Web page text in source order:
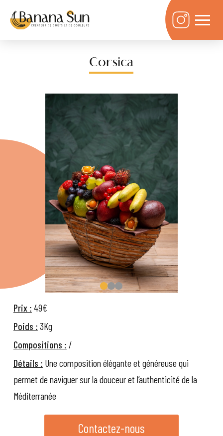
Corsica
0 1 2
Prix : 49€
Poids : 3Kg
Compositions : /
Détails : Une composition élégante et généreuse qui
permet de naviguer sur la douceur et l’authenticité de la
Méditerranée
Contactez-nous